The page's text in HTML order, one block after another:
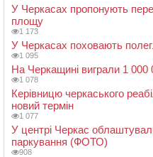
У Черкасах пропонують
площу
1 173
У Черкасах поховають
1 095
На Черкащині виграли 1 000
1 078
Керівницю черкаського
новий термін
1 077
У центрі Черкас
паркування (ФОТО)
908